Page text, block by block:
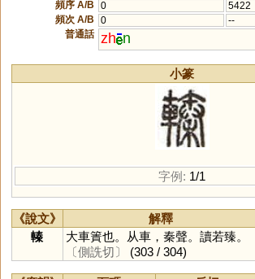
頻序 A/B
0
5422
頻次 A/B
0
--
普通話 zh n
小篆
字例: 1/1
《說文》 解釋
轃
大車簀也。从車，秦聲。讀若臻。
〔側詵切〕
(303 / 304)